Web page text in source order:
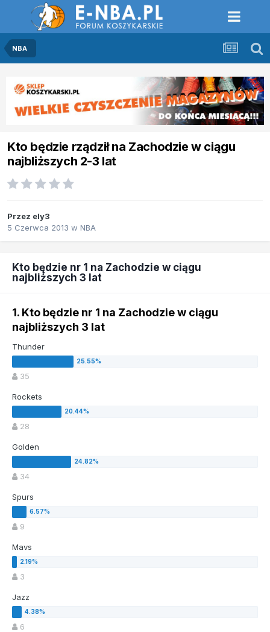
NBA
Kto będzie rządził na Zachodzie w ciągu
najbliższych 2-3 lat
Przez ely3
5 Czerwca 2013 w NBA
Kto będzie nr 1 na Zachodzie w ciągu
najbliższych 3 lat
1. Kto będzie nr 1 na Zachodzie w ciągu
najbliższych 3 lat
Thunder
35
Rockets
28
Golden
34
Spurs
9
Mavs
3
Jazz
6